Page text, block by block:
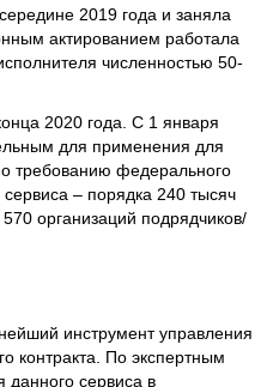
2019 года и заняла
актированием работала
численностью 50-
2020 года. С 1 января
для применения для
требованию федерального
– порядка 240 тысяч
организаций подрядчиков/
инструмент управления
контракта. По экспертным
данного сервиса в